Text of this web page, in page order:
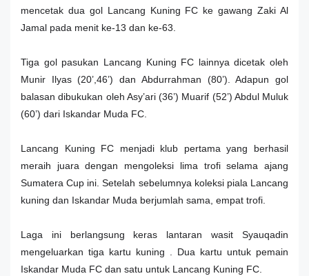
mencetak dua gol Lancang Kuning FC ke gawang Zaki Al
Jamal pada menit ke-13 dan ke-63.
Tiga gol pasukan Lancang Kuning FC lainnya dicetak oleh
Munir Ilyas (20’,46’) dan Abdurrahman (80’). Adapun gol
balasan dibukukan oleh Asy’ari (36’) Muarif (52’) Abdul Muluk
(60’) dari Iskandar Muda FC.
Lancang Kuning FC menjadi klub pertama yang berhasil
meraih juara dengan mengoleksi lima trofi selama ajang
Sumatera Cup ini. Setelah sebelumnya koleksi piala Lancang
kuning dan Iskandar Muda berjumlah sama, empat trofi.
Laga ini berlangsung keras lantaran wasit Syauqadin
mengeluarkan tiga kartu kuning . Dua kartu untuk pemain
Iskandar Muda FC dan satu untuk Lancang Kuning FC.